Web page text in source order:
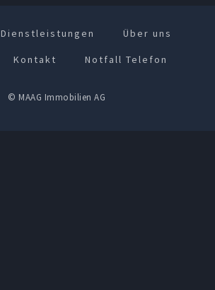
Dienstleistungen Über uns
Kontakt Notfall Telefon
© MAAG Immobilien AG